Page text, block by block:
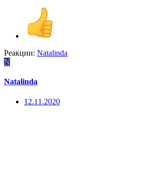
Реакции: Natalinda
N
Natalinda
12.11.2020